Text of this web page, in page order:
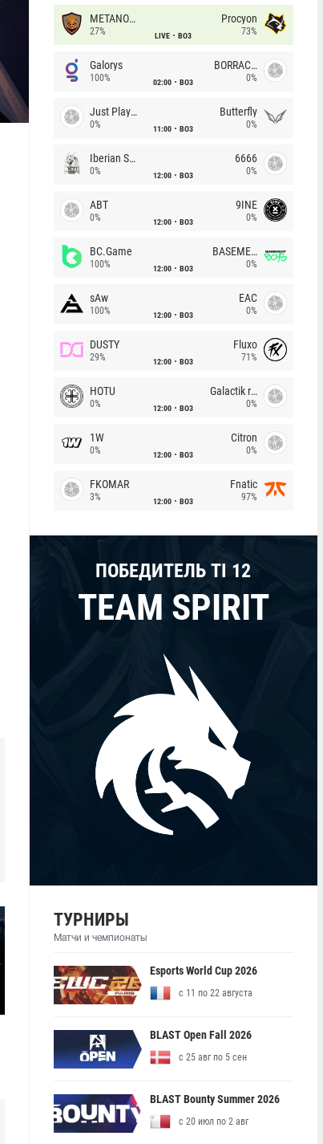
METANOIA Wolves
27% LIVE BO3
Procyon
73%
Galorys
100% 02:00 BO3
BORRACHEIROS
0%
Just Players
0% 11:00 BO3
Butterfly
0%
Iberian Soul
0% 12:00 BO3
6666
0%
ABT
0% 12:00 BO3
9INE
0%
BC.Game
100% 12:00 BO3
BASEMENT BOYS
0%
sAw
100% 12:00 BO3
EAC
0%
DUSTY
29% 12:00 BO3
Fluxo
71%
HOTU
0% 12:00 BO3
Galactik rebels
0%
1W
0% 12:00 BO3
Citron
0%
FKOMAR
3% 12:00 BO3
Fnatic
97%
ПОБЕДИТЕЛЬ TI 12
TEAM SPIRIT
ТУРНИРЫ
Матчи и чемпионаты
Esports World Cup 2026
с 11 по 22 августа
BLAST Open Fall 2026
с 25 авг по 5 сен
BLAST Bounty Summer 2026
с 20 июл по 2 авг